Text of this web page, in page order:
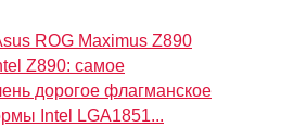
ROG Maximus Z890
Z890: самое
дорогое флагманское
Intel LGA1851...